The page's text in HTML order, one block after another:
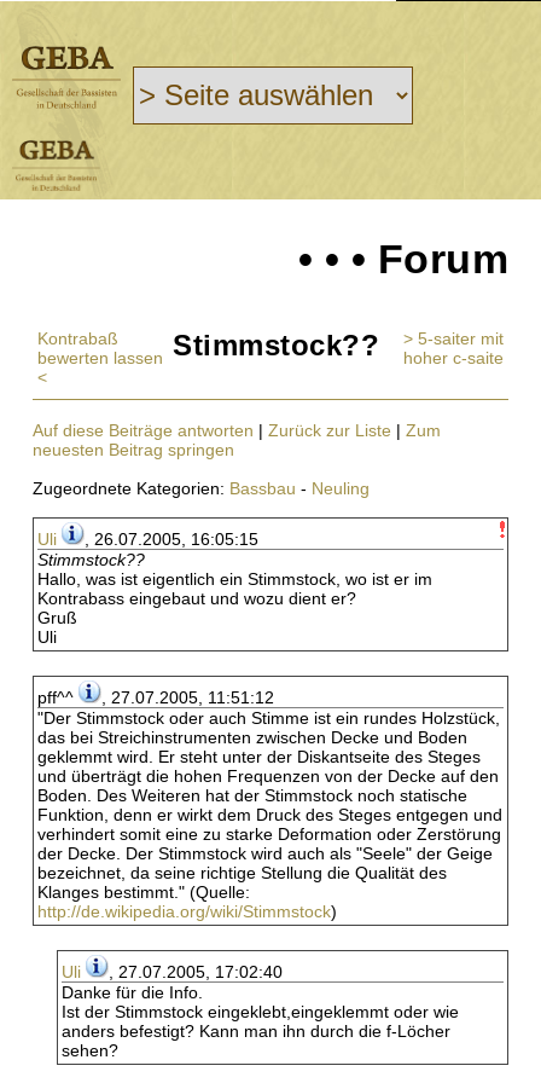
• • • Forum
Kontrabaß
bewerten lassen
<
Stimmstock??
> 5-saiter mit
hoher c-saite
Auf diese Beiträge antworten | Zurück zur Liste | Zum
neuesten Beitrag springen
Zugeordnete Kategorien: Bassbau - Neuling
Uli
, 26.07.2005, 16:05:15
Stimmstock??
Hallo, was ist eigentlich ein Stimmstock, wo ist er im
Kontrabass eingebaut und wozu dient er?
Gruß
Uli
pff^^
, 27.07.2005, 11:51:12
"Der Stimmstock oder auch Stimme ist ein rundes Holzstück,
das bei Streichinstrumenten zwischen Decke und Boden
geklemmt wird. Er steht unter der Diskantseite des Steges
und überträgt die hohen Frequenzen von der Decke auf den
Boden. Des Weiteren hat der Stimmstock noch statische
Funktion, denn er wirkt dem Druck des Steges entgegen und
verhindert somit eine zu starke Deformation oder Zerstörung
der Decke. Der Stimmstock wird auch als "Seele" der Geige
bezeichnet, da seine richtige Stellung die Qualität des
Klanges bestimmt." (Quelle:
http://de.wikipedia.org/wiki/Stimmstock)
Uli
, 27.07.2005, 17:02:40
Danke für die Info.
Ist der Stimmstock eingeklebt,eingeklemmt oder wie
anders befestigt? Kann man ihn durch die f-Löcher
sehen?